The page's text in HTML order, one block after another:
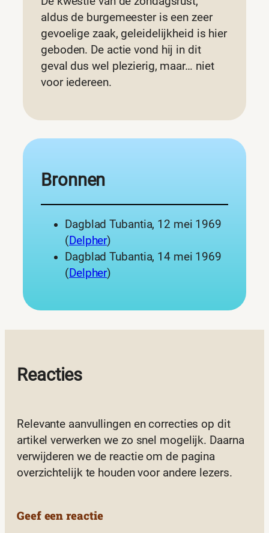
aldus de burgemeester is een zeer
gevoelige zaak, geleidelijkheid is hier
geboden. De actie vond hij in dit
geval dus wel plezierig, maar… niet
voor iedereen.
Bronnen
Dagblad Tubantia, 12 mei 1969
(Delpher)
Dagblad Tubantia, 14 mei 1969
(Delpher)
Reacties
Relevante aanvullingen en correcties op dit
artikel verwerken we zo snel mogelijk. Daarna
verwijderen we de reactie om de pagina
overzichtelijk te houden voor andere lezers.
Geef een reactie